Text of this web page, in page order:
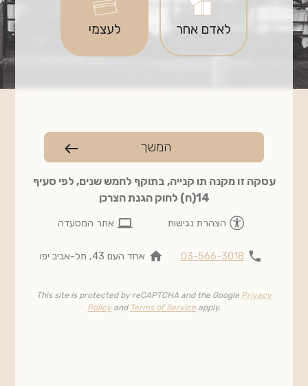
לאדם אחר לעצמי
המשך west
עסקה זו מקנה תו קנייה, בתוקף לחמש שנים, לפי סעיף
14(ח) לחוק הגנת הצרכן
הצהרת נגישות computer אתר המסעדה
phone
03-566-3018
home אחד העם 43, תל-אביב יפו
This site is protected by reCAPTCHA and the Google Privacy
Policyand Terms of Service apply.